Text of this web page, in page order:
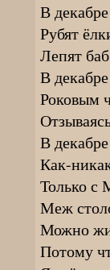
В
Рубят
Лепят
В
Роковым
В
Как-
Только с
Меж
Можно
Потому